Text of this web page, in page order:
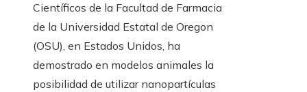
Científicos de la Facultad de Farmacia
de la Universidad Estatal de Oregon
(OSU), en Estados Unidos, ha
demostrado en modelos animales la
posibilidad de utilizar nanopartículas